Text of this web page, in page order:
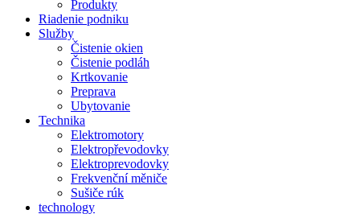
Produkty
Riadenie podniku
Služby
Čistenie okien
Čistenie podláh
Krtkovanie
Preprava
Ubytovanie
Technika
Elektromotory
Elektropřevodovky
Elektroprevodovky
Frekvenční měniče
Sušiče rúk
technology